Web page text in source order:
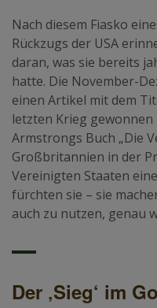
Nach diesem Fiasko
Rückzugs der USA
daran, was sie bereits
hatte. Die November-
einen Artikel mit dem
letzten Krieg
Armstrongs Buch „Die
Großbritannien in der
Vereinigten Staaten
fürchten sie – sie
auch zu nutzen, genau
Der ‚Sieg‘ im